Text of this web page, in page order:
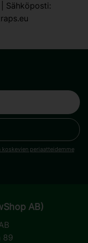
| Sähköposti:
periaatteidemme
AB)
89